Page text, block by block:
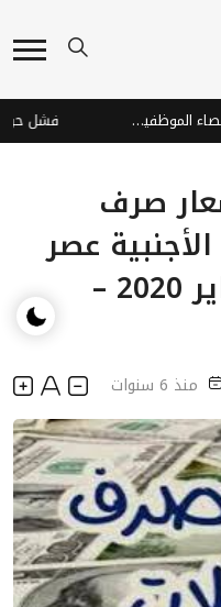
مليشيا الحوثي تستخدم لجان البصمة لإقصاء الموظفين وتوظيف عناصرها
صرف
عصر
اليوم الجمعة 7 فبراير 2020 –
منذ 6 سنوات